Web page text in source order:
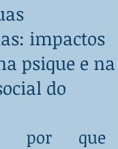
impactos
psique e na
do
por que